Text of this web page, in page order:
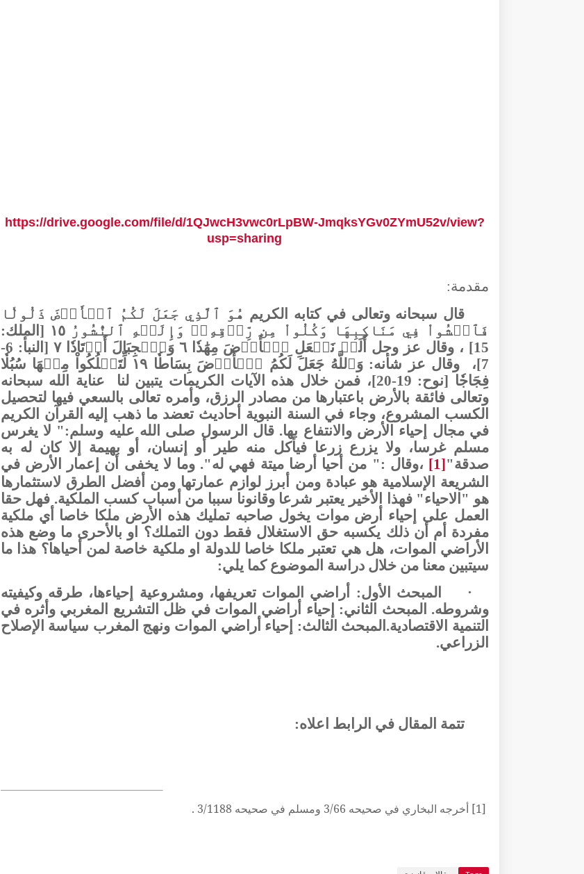
https://drive.google.com/file/d/1QJwcH3vwc0rLpBW-JmqksYGv0ZYmU52v/view?
usp=sharing
مقدمة:
قال سبحانه وتعالى في كتابه الكريم هُوَ ٱلَّذِي جَعَلَ لَكُمُ ‌ٱلۡأَرۡضَ ‌ذَلُولٗا
فَٱمۡشُواْ فِي مَنَاكِبِهَا وَكُلُواْ مِن رِّزۡقِهِۦۖ وَإِلَيۡهِ ٱلنُّشُورُ ١٥ [الملك:
15]
، وقال عز وجل
أَلَمۡ نَجۡعَلِ ٱلۡأَرۡضَ مِهَٰدٗا ٦ ‌وَٱلۡجِبَالَ ‌أَوۡتَادٗا ٧ [النبأ: 6-
7]،
وقال عز شأنه:
وَٱللَّهُ جَعَلَ لَكُمُ ‌ٱلۡأَرۡضَ ‌بِسَاطٗا ١٩ لِّتَسۡلُكُواْ مِنۡهَا سُبُلٗا
فِجَاجٗا [نوح: 19-20]، ف
من خلال هذه الآيات الكريمات يتبين لنا عناية الله سبحانه
وتعالى فائقة بالأرض باعتبارها من مصادر الرزق، وأمره تعالى بالسعي فيها لتحصيل
الكسب المشروع، وجاء في السنة النبوية أحاديث تعضد ما ذهب إليه القرآن الكريم
في مجال إحياء الأرض والانتفاع بها. قال الرسول صلى الله عليه وسلم:" لا يغرس
مسلم غرسا، ولا يزرع زرعا فيأكل منه طير أو إنسان، أو بهيمة إلا كان له به
صدقة"[1] ،وقال :" من أحيا أرضا ميتة فهي له". وما لا يخفى أن إعمار الأرض في
الشريعة الإسلامية هو عبادة ومن أبرز لوازم عمارتها ومن أفضل الطرق لاستثمارها
هو "الاحياء" فهذا الأخير يعتبر شرعا وقانونا سببا من أسباب كسب الملكية. فهل حقا
العمل على إحياء أرض موات يخول صاحبه تمليك هذه الأرض ملكا خاصا أي ملكية
مفردة أم أن ذلك يكسبه حق الاستغلال فقط دون التملك؟ او بالأحرى ما وضع هذه
الأراضي الموات، هل هي تعتبر ملكا خاصا للدولة او ملكية خاصة لمن أحياها؟ هذا ما
سيتبين معنا من خلال دراسة الموضوع كما يلي:
·
المبحث الأول: أراضي الموات تعريفها، ومشروعية إحياءها، طرقه وكيفيته
وشروطه. المبحث الثاني: إحياء أراضي الموات في ظل التشريع المغربي وأثره في
التنمية الاقتصادية.المبحث الثالث: إحياء أراضي الموات ونهج المغرب سياسة الإصلاح
الزراعي.
تتمة المقال في الرابط اعلاه:
[1] أخرجه البخاري في صحيحه 3/66 ومسلم في صحيحه 3/1188 .